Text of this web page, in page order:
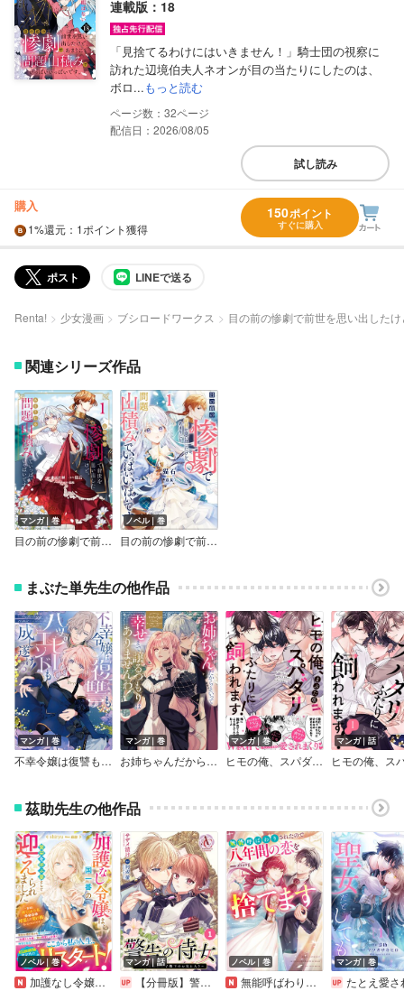
連載版：18
「見捨てるわけにはいきません！」騎士団の視察に
訪れた辺境伯夫人ネオンが目の当たりにしたのは、
ボロ...もっと読む
32
配信日：2026/08/05
試し読み
購入
1%還元 ：1ポイント獲得
150ポイント
すぐに購入
ポスト LINEで送る
Renta! 少女漫画 ブシロードワークス 目の前の惨劇で前世を思い出した
関連シリーズ作品
マンガ｜巻
目の前の惨劇で前世を思い出したけど、あまりにも問題山積みでいっぱいいっぱいです。【Renta！限定特典付き】
ノベル｜巻
目の前の惨劇で前世を思い出したけど、あまりにも問題山積みでいっぱいいっぱいです。
まぶた単先生の他作品
マンガ｜巻
不幸令嬢は復讐もハッピーエンドも成し遂げる！ アンソロジーコミック
マンガ｜巻
お姉ちゃんだからといって、幸せまで譲るつもりはありませんわ！ アンソロジーコミック
マンガ｜巻
ヒモの俺、スパダリふたりに飼われます！【単行本版／電子限定おまけ付き】
マンガ｜話
茲助先生の他作品
ノベル｜巻
加護なし令嬢は、国一番の繁栄を呼ぶ妻として迎えられました～無能と捨てられた私、どうやら精霊との架け橋となっていたようです～
マンガ｜話
【分冊版】警告の侍女 ～辛口侍女は王子殿下のお気に入り～（アリアンローズコミックス）
ノベル｜巻
無能呼ばわりされたので八年間の恋を捨てます
マンガ｜巻
たとえ愛されない聖女だと